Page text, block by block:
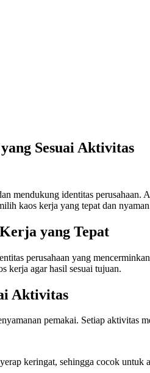
Sesuai Aktivitas
mendukung identitas perusahaan.
kaos kerja yang tepat dan
yang Tepat
perusahaan yang
kerja agar hasil sesuai tujuan.
Aktivitas
pemakai. Setiap aktivitas
keringat, sehingga cocok untuk